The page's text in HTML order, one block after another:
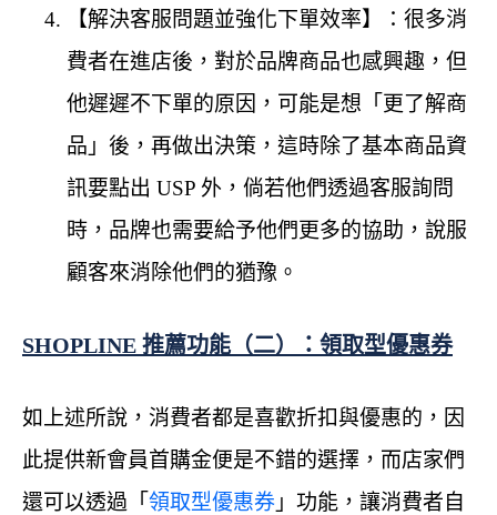
【解決客服問題並強化下單效率】：很多消
費者在進店後，對於品牌商品也感興趣，但
他遲遲不下單的原因，可能是想「更了解商
品」後，再做出決策，這時除了基本商品資
訊要點出 USP 外，倘若他們透過客服詢問
時，品牌也需要給予他們更多的協助，說服
顧客來消除他們的猶豫。
SHOPLINE 推薦功能（二）：領取型優惠券
如上述所說，消費者都是喜歡折扣與優惠的，因
此提供新會員首購金便是不錯的選擇，而店家們
還可以透過「 領取型優惠券 」功能，讓消費者自